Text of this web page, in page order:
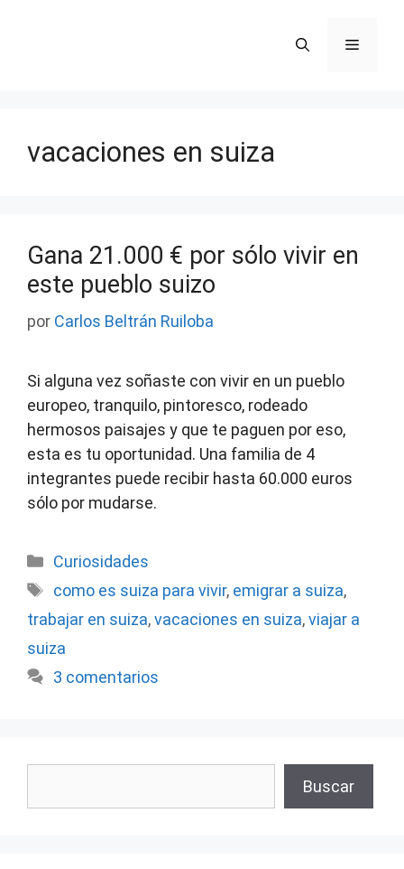
Menú
vacaciones en suiza
Gana 21.000 € por sólo vivir en
este pueblo suizo
por Carlos Beltrán Ruiloba
Si alguna vez soñaste con vivir en un pueblo
europeo, tranquilo, pintoresco, rodeado
hermosos paisajes y que te paguen por eso,
esta es tu oportunidad. Una familia de 4
integrantes puede recibir hasta 60.000 euros
sólo por mudarse.
Categorías
Curiosidades
Etiquetas
como es suiza para vivir, emigrar a suiza,
trabajar en suiza,vacaciones en suiza,viajar a
suiza
3 comentarios
Buscar